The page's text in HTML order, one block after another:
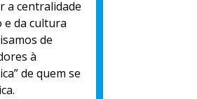
a centralidade
e da cultura
de
à
de quem se